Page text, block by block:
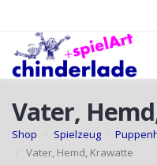
Vater,
Shop Spielzeug
Vater, Hemd, Krawatte